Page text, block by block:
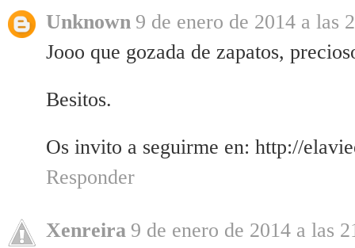
Unknown 9 de enero de 2014 a las
Jooo que gozada de zapatos,
Besitos.
Os invito a seguirme en: http://
Responder
Xenreira 9 de enero de 2014 a las